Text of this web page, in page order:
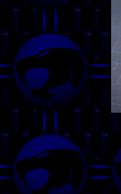
04/07/2026 -
Ajout
Ajout du dessin
04/07/2026 - Ajout
Ajout du dessin